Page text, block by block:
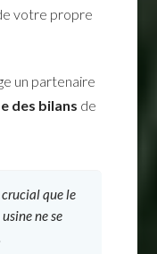
votre propre
un partenaire
des bilans de
que le
ne se